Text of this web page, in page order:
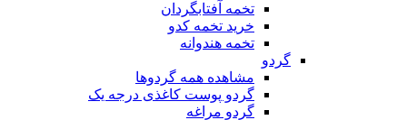
تخمه آفتابگردان
خرید تخمه کدو
تخمه هندوانه
گردو
مشاهده همه گردوها
گردو پوست کاغذی درجه یک
گردو مراغه